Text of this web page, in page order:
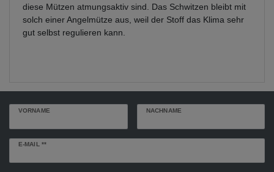
diese Mützen atmungsaktiv sind. Das Schwitzen bleibt mit
solch einer Angelmütze aus, weil der Stoff das Klima sehr
gut selbst regulieren kann.
VORNAME NACHNAME
E-MAIL **
Newsletter